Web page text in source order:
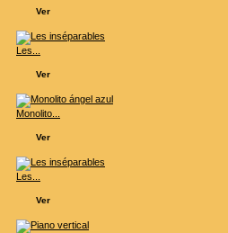
Ver
Les...
Ver
Monolito...
Ver
Les...
Ver